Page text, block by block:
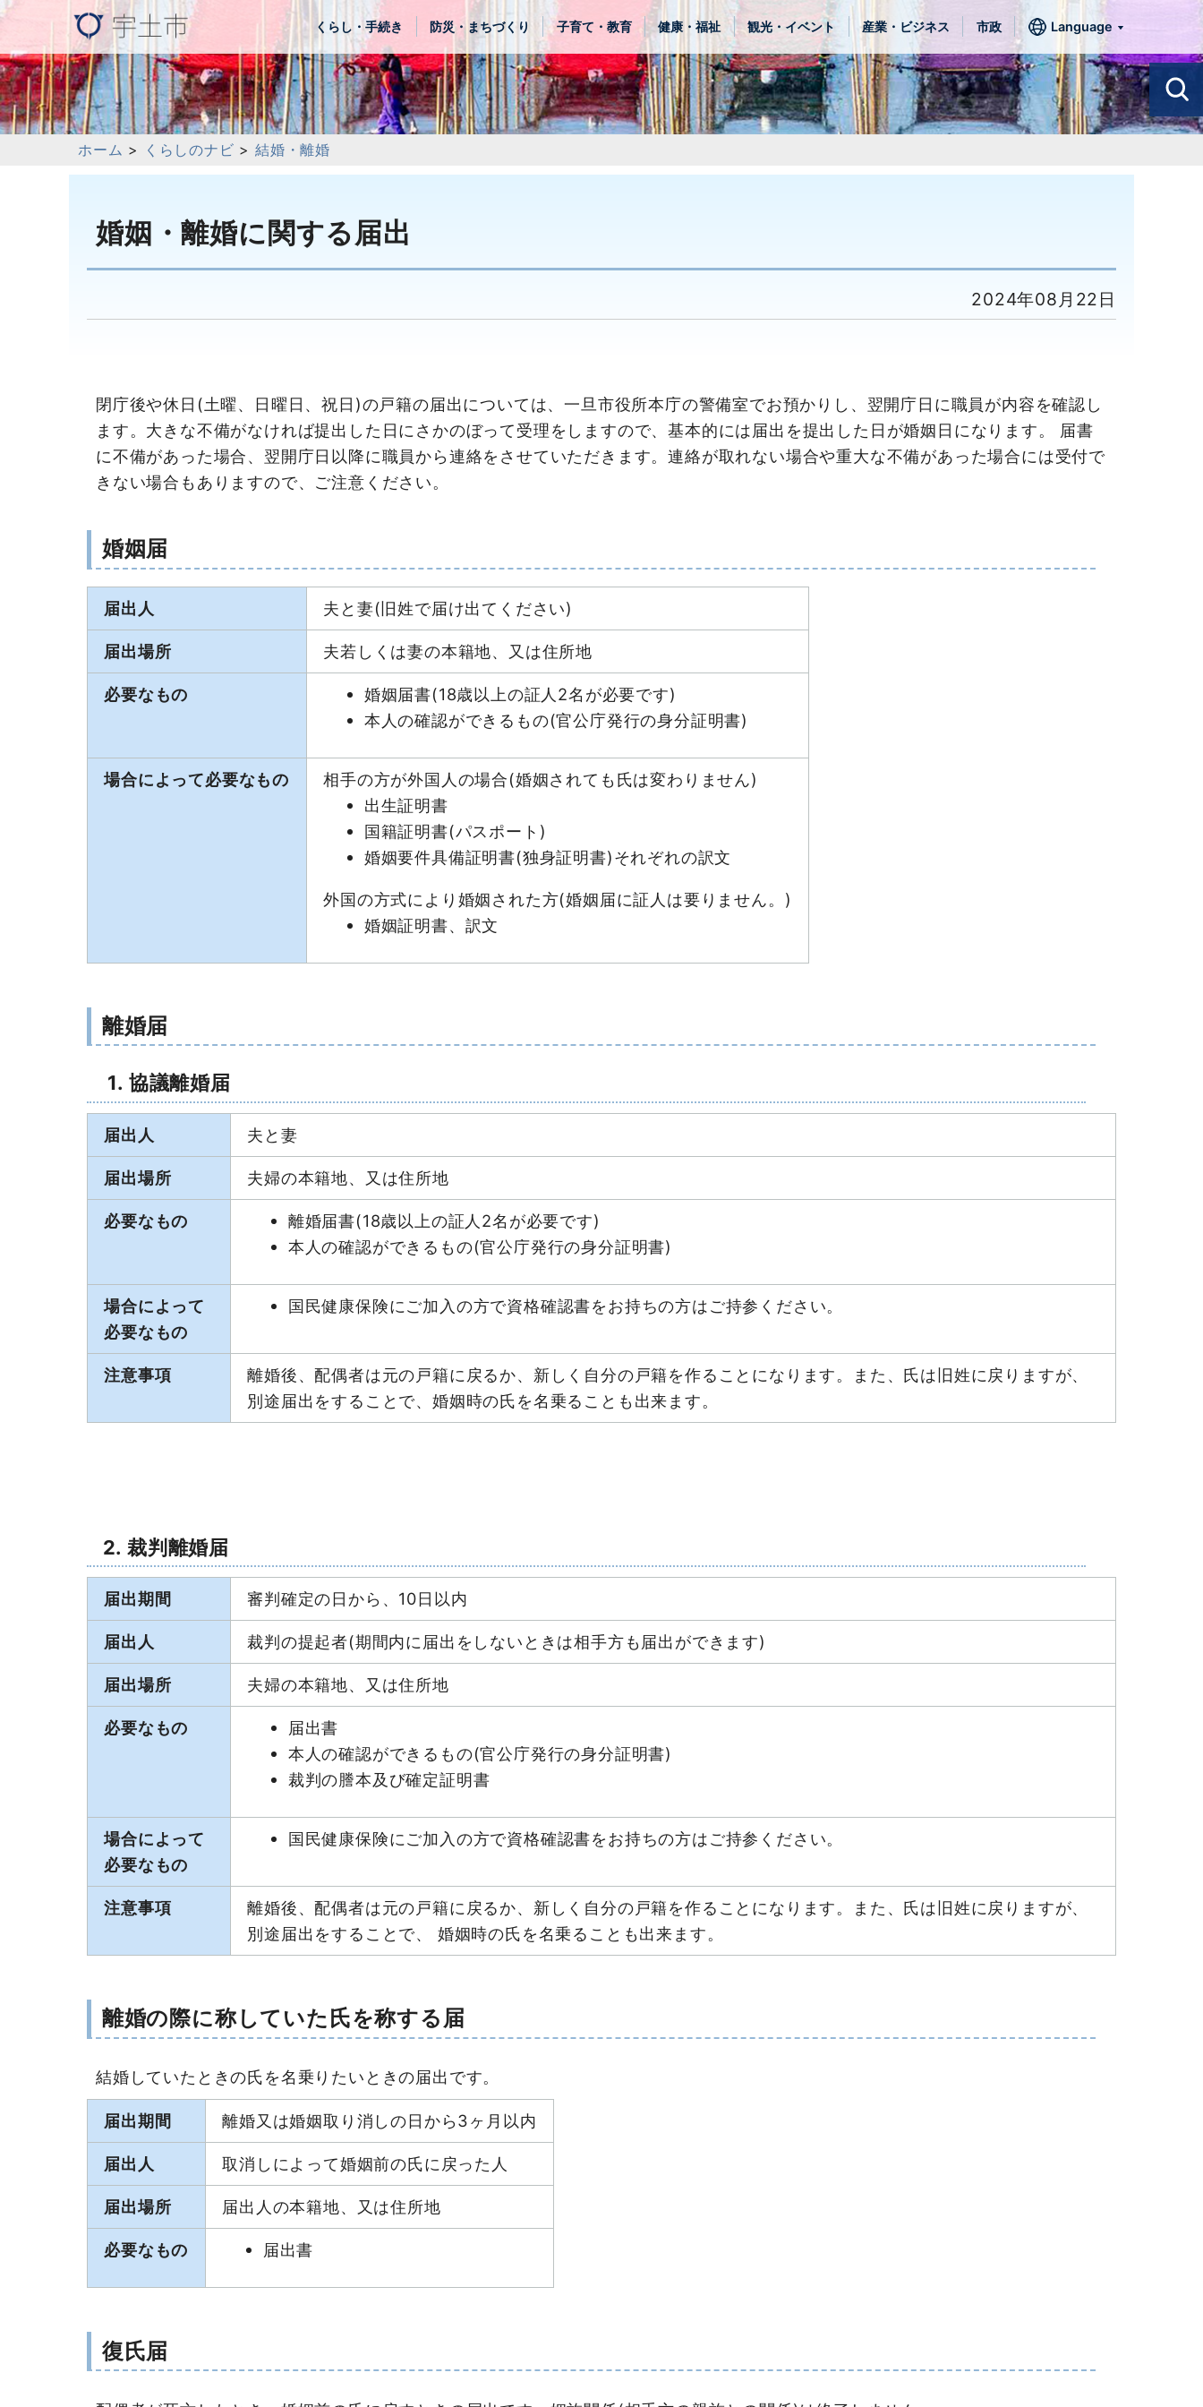
くらし・手続き 防災・まちづくり 子育て・教育 健康・福祉 観光・イベント 産業・ビジネス 市政 Language
ホーム > くらしのナビ >結婚・離婚
婚姻・離婚に関する届出
2024年08月22日
閉庁後や休日(土曜、日曜日、祝日)の戸籍の届出については、一旦市役所本庁の警備室でお預かりし、翌開庁日に職員が内容を確認し
ます。大きな不備がなければ提出した日にさかのぼって受理をしますので、基本的には届出を提出した日が婚姻日になります。 届書
に不備があった場合、翌開庁日以降に職員から連絡をさせていただきます。連絡が取れない場合や重大な不備があった場合には受付で
きない場合もありますので、ご注意ください。
婚姻届
届出人 夫と妻(旧姓で届け出てください)
届出場所 夫若しくは妻の本籍地、又は住所地
必要なもの
婚姻届書(18歳以上の証人2名が必要です)
本人の確認ができるもの(官公庁発行の身分証明書)
場合によって必要なもの
相手の方が外国人の場合(婚姻されても氏は変わりません)
出生証明書
国籍証明書(パスポート)
婚姻要件具備証明書(独身証明書)それぞれの訳文
外国の方式により婚姻された方(婚姻届に証人は要りません。)
婚姻証明書、訳文
離婚届
1. 協議離婚届
届出人 夫と妻
届出場所 夫婦の本籍地、又は住所地
必要なもの
離婚届書(18歳以上の証人2名が必要です)
本人の確認ができるもの(官公庁発行の身分証明書)
場合によって
必要なもの
国民健康保険にご加入の方で資格確認書をお持ちの方はご持参ください。
注意事項
離婚後、配偶者は元の戸籍に戻るか、新しく自分の戸籍を作ることになります。また、氏は旧姓に戻りますが、
別途届出をすることで、婚姻時の氏を名乗ることも出来ます。
2. 裁判離婚届
届出期間 審判確定の日から、10日以内
届出人 裁判の提起者(期間内に届出をしないときは相手方も届出ができます)
届出場所 夫婦の本籍地、又は住所地
必要なもの
届出書
本人の確認ができるもの(官公庁発行の身分証明書)
裁判の謄本及び確定証明書
場合によって
必要なもの
国民健康保険にご加入の方で資格確認書をお持ちの方はご持参ください。
注意事項
離婚後、配偶者は元の戸籍に戻るか、新しく自分の戸籍を作ることになります。また、氏は旧姓に戻りますが、
別途届出をすることで、 婚姻時の氏を名乗ることも出来ます。
離婚の際に称していた氏を称する届
結婚していたときの氏を名乗りたいときの届出です。
届出期間 離婚又は婚姻取り消しの日から3ヶ月以内
届出人 取消しによって婚姻前の氏に戻った人
届出場所 届出人の本籍地、又は住所地
必要なもの 届出書
復氏届